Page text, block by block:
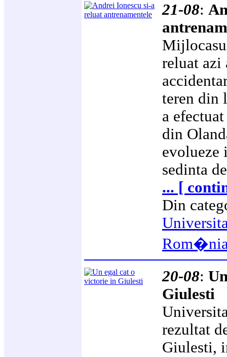
21-08:
reluat azi
teren din
a
din
evolueze
sedinta de
... [
Din
20-08:
Giulesti
rezultat
Giulesti,